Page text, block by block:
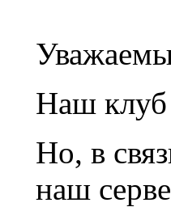
Наш клуб
Но, в
наш